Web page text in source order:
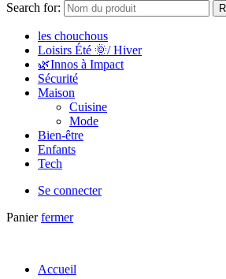
Search for:
les chouchous
Loisirs Été 🌞/ Hiver
🌿Innos à Impact
Sécurité
Maison
Cuisine
Mode
Bien-être
Enfants
Tech
Se connecter
Panier fermer
Accueil